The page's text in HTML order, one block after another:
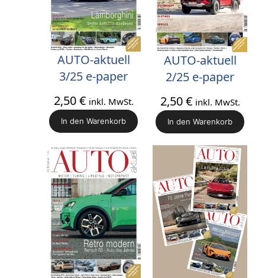
AUTO-aktuell
3/25 e-paper
2,50€ inkl. MwSt.
In den Warenkorb
AUTO-aktuell
2/25 e-paper
2,50€ inkl. MwSt.
In den Warenkorb